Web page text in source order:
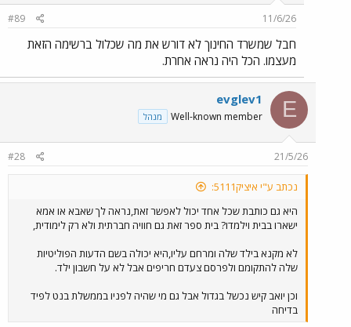
ת
י
ך
11/6/26
#89
חבל שמשרד החינוך לא דורש את מה שכלול ברשימה הזאת
מעצמו. הכל היה נראה אחרת.
E
evglev1
Well-known member מנהל
21/5/26
#28
נכתב ע"י איציק5111:
היא גם כותבת שכל אחד יכול לאפשר זאת,נראה לך שאבא או אמא
ישארו בבית וילמדו? בית ספר זאת גם חוויה חברתית ולא רק לימודית,
לא מקנא בילד שלה ומרחם עליו,היא יכולה בשם הדעות הפוליטיות
שלה להתקומם ולפרסם צעדם חריפים אבל לא על חשבון ילד.
וכן יואב קיש נכשל בגדול אבל גם מי שהיה לפניו בממשלת בנט לפיד
בדיחה